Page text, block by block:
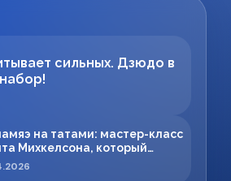
сильных. Дзюдо в
на татами: мастер-класс
Михкелсона, который
правила игры в регионе